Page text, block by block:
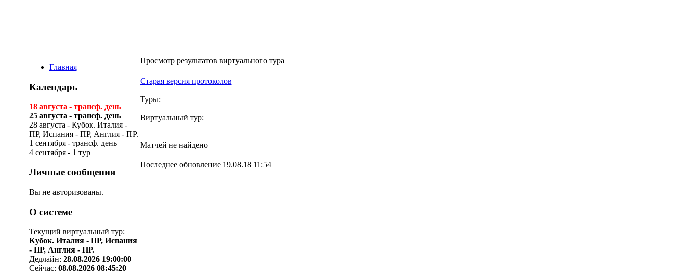
Главная
Календарь
18 августа - трансф. день
25 августа - трансф. день
28 августа - Кубок. Италия -
ПР, Испания - ПР, Англия - ПР.
1 сентября - трансф. день
4 сентября - 1 тур
Личные сообщения
Вы не авторизованы.
О системе
Текущий виртуальный тур:
Кубок. Италия - ПР, Испания
- ПР, Англия - ПР.
Дедлайн: 28.08.2026 19:00:00
Сейчас: 08.08.2026 08:45:20
Просмотр результатов виртуального тура
Старая версия протоколов
Туры:
Виртуальный тур:
Матчей не найдено
Последнее обновление 19.08.18 11:54